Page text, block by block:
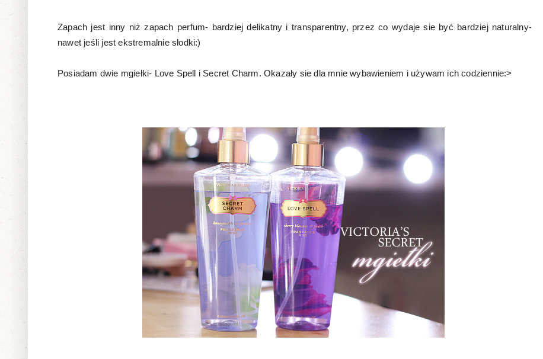
Zapach jest inny niż zapach perfum- bardziej delikatny i transparentny, przez co wydaje sie być bardziej naturalny-
nawet jeśli jest ekstremalnie słodki:)
Posiadam dwie mgiełki- Love Spell i Secret Charm. Okazały sie dla mnie wybawieniem i używam ich codziennie:>